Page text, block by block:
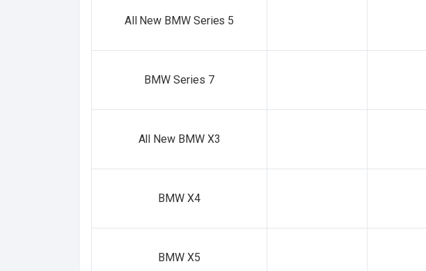
All New BMW Series 5
BMW Series 7
All New BMW X3
BMW X4
BMW X5